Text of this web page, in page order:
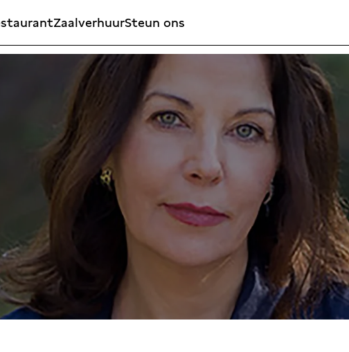
ZaalverhuurSteun ons
/ 17:30 / PLEINZAAL